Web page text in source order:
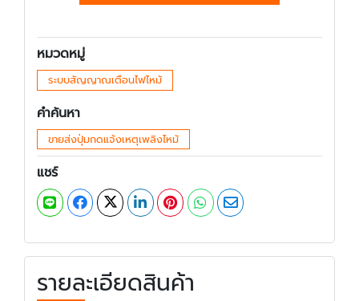
หมวดหมู่
ระบบสัญญาณเตือนไฟไหม้
คำค้นหา
ขายส่งปุ่มกดแจ้งเหตุเพลิงไหม้
แชร์
รายละเอียดสินค้า